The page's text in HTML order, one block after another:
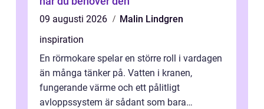
09 augusti 2026
Malin Lindgren
inspiration
En rörmokare spelar en större roll i vardagen
än många tänker på. Vatten i kranen,
fungerande värme och ett pålitligt
avloppssystem är sådant som bara